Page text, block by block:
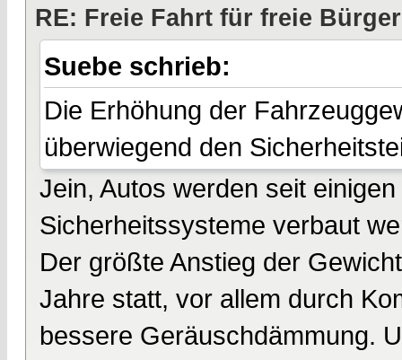
RE: Freie Fahrt für freie Bürger
Suebe schrieb:
Die Erhöhung der
überwiegend den
Jein, Autos werden seit
Sicherheitssysteme verbaut
Der größte Anstieg der
Jahre statt, vor allem durch
bessere Geräuschdämmung.